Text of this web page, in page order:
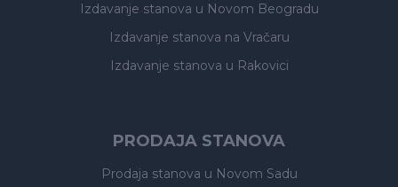
Izdavanje stanova u Novom Beogradu
Izdavanje stanova na Vračaru
Izdavanje stanova u Rakovici
PRODAJA STANOVA
Prodaja stanova u Novom Sadu